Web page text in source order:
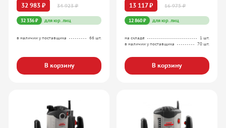
32 983 ₽
34 923 ₽
32 336 ₽ для юр. лиц
в наличии у поставщика 66 шт.
В корзину
13 117 ₽
16 975 ₽
12 860 ₽ для юр. лиц
на складе
1 шт.
в наличии у поставщика
70 шт.
В корзину